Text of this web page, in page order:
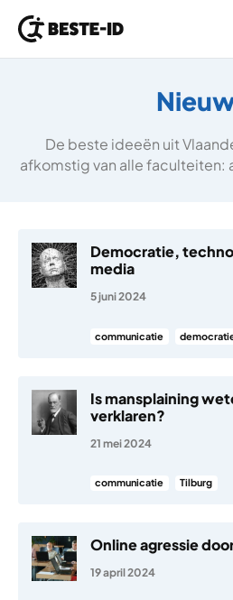
De beste ideeën uit
afkomstig van alle faculteiten:
Democratie,
media
5 juni 2024
communicatie
Is mansplaining
verklaren?
21 mei 2024
communicatie Tilburg
Online agressie
19 april 2024